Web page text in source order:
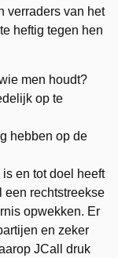
verraders van het
heftig tegen hen
men houdt?
op te
hebben op de
en tot doel heeft
een rechtstreekse
opwekken. Er
en zeker
JCall druk